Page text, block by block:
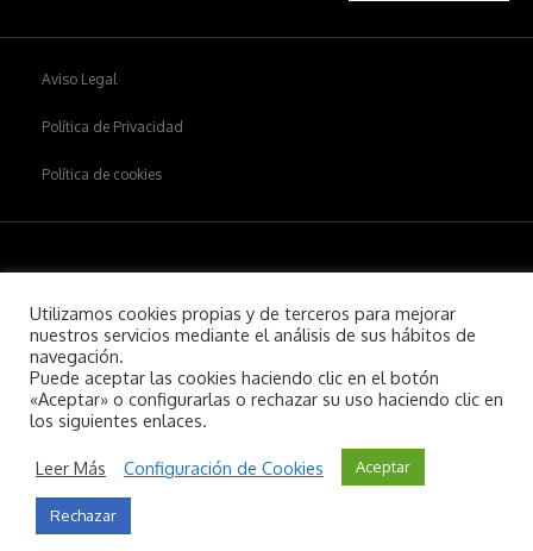
Aviso Legal
Política de Privacidad
Política de cookies
Utilizamos cookies propias y de terceros para mejorar
nuestros servicios mediante el análisis de sus hábitos de
navegación.
Puede aceptar las cookies haciendo clic en el botón
«Aceptar» o configurarlas o rechazar su uso haciendo clic en
los siguientes enlaces.
Leer Más Configuración de Cookies Aceptar
Rechazar